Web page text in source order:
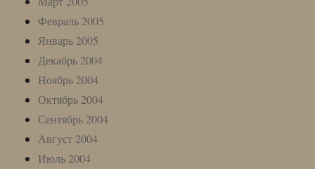
Февраль 2005
Январь 2005
Декабрь 2004
Ноябрь 2004
Октябрь 2004
Сентябрь 2004
Август 2004
Июль 2004